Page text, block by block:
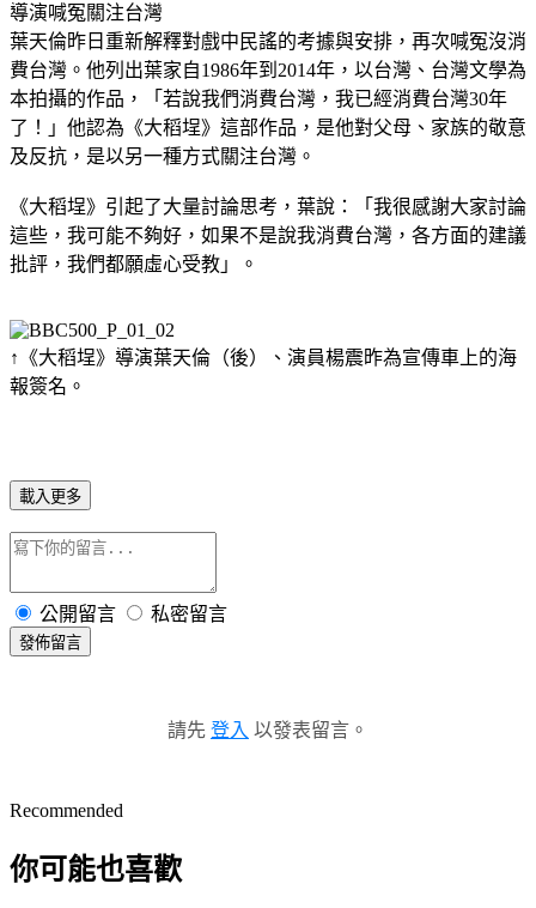
導演喊冤關注台灣
葉天倫昨日重新解釋對戲中民謠的考據與安排，再次喊冤沒消
費台灣。他列出葉家自1986年到2014年，以台灣、台灣文學為
本拍攝的作品，「若說我們消費台灣，我已經消費台灣30年
了！」他認為《大稻埕》這部作品，是他對父母、家族的敬意
及反抗，是以另一種方式關注台灣。
《大稻埕》引起了大量討論思考，葉說：「我很感謝大家討論
這些，我可能不夠好，如果不是說我消費台灣，各方面的建議
批評，我們都願虛心受教」。
↑《大稻埕》導演葉天倫（後）、演員楊震昨為宣傳車上的海
報簽名。
載入更多
公開留言 私密留言
發佈留言
請先 登入 以發表留言。
Recommended
你可能也喜歡